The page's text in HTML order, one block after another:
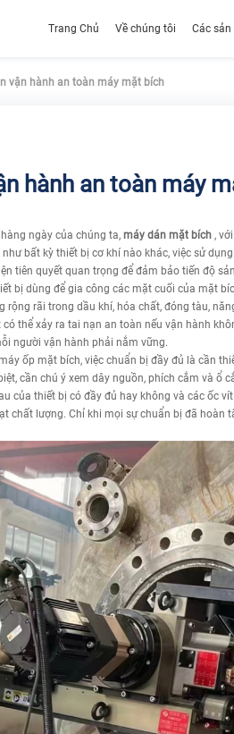
Trang Chủ Về chúng tôi Các
vận hành an toàn máy mặt bích
hành an toàn máy
ngày của chúng ta, máy dán mặt bích, với
bất kỳ thiết bị cơ khí nào khác, việc sử
tiên quyết quan trọng để đảm bảo tiến độ
bị dùng để gia công các mặt cuối của mặt
rộng rãi trong dầu khí, hóa chất, đóng tàu,
thể xảy ra tai nạn an toàn nếu vận hành
người vận hành phải nắm vững.
ốp mặt bích, việc chuẩn bị đầy đủ là cần
cần chú ý xem dây nguồn, phích cắm và ổ
của thiết bị có đầy đủ hay không và các ốc
chất lượng. Chỉ khi mọi sự chuẩn bị đã hoàn